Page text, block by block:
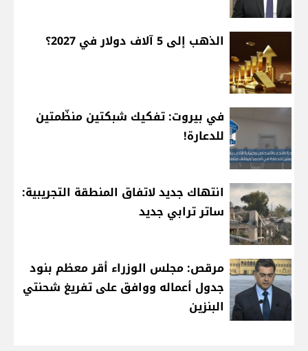
الذهب إلى 5 آلاف دولار في 2027؟
في بيروت: تفكيك شبكتين منظّمتين
للدعارة!
انتهاك جديد لاتفاق المنطقة التجريبية:
ساتر ترابي جديد
مرقص: مجلس الوزراء أقر معظم بنود
جدول أعماله ووافق على تفريغ شحنتي
البنزين